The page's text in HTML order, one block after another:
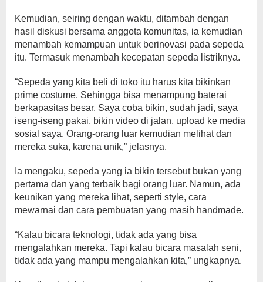
Kemudian, seiring dengan waktu, ditambah dengan
hasil diskusi bersama anggota komunitas, ia kemudian
menambah kemampuan untuk berinovasi pada sepeda
itu. Termasuk menambah kecepatan sepeda listriknya.
“Sepeda yang kita beli di toko itu harus kita bikinkan
prime costume. Sehingga bisa menampung baterai
berkapasitas besar. Saya coba bikin, sudah jadi, saya
iseng-iseng pakai, bikin video di jalan, upload ke media
sosial saya. Orang-orang luar kemudian melihat dan
mereka suka, karena unik,” jelasnya.
Ia mengaku, sepeda yang ia bikin tersebut bukan yang
pertama dan yang terbaik bagi orang luar. Namun, ada
keunikan yang mereka lihat, seperti style, cara
mewarnai dan cara pembuatan yang masih handmade.
“Kalau bicara teknologi, tidak ada yang bisa
mengalahkan mereka. Tapi kalau bicara masalah seni,
tidak ada yang mampu mengalahkan kita,” ungkapnya.